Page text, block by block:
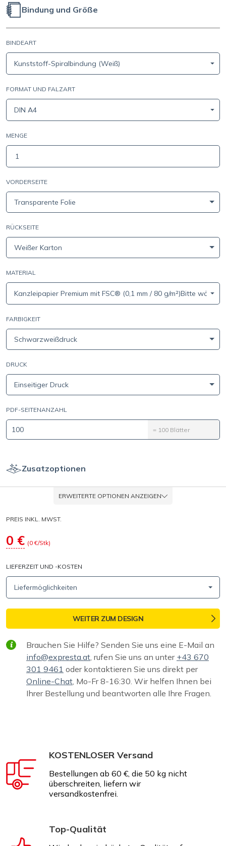
Bindung und Größe
BINDEART
Kunststoff-Spiralbindung (Weiß)
FORMAT UND FALZART
DIN A4
MENGE
VORDERSEITE
Transparente Folie
RÜCKSEITE
Weißer Karton
MATERIAL
Kanzleipapier Premium mit FSC® (0,1 mm / 80 g/m²)Bitte
FARBIGKEIT
Schwarzweißdruck
DRUCK
Einseitiger Druck
PDF-SEITENANZAHL
= 100 Blätter
Zusatzoptionen
ERWEITERTE OPTIONEN ANZEIGEN
PREIS INKL. MWST.
0 € (0€/Stk)
Brauchen Sie Hilfe? Senden Sie uns eine E-Mail an
info@expresta.at, rufen Sie uns an unter +43 670
301 9461 oder kontaktieren Sie uns direkt per
Online-Chat, Mo-Fr 8-16:30. Wir helfen Ihnen bei
Ihrer Bestellung und beantworten alle Ihre Fragen.
LIEFERZEIT UND -KOSTEN
Liefermöglichkeiten
WEITER ZUM DESIGN
KOSTENLOSER Versand
Bestellungen ab 60 €, die 50 kg nicht
überschreiten, liefern wir
versandkostenfrei.
Top-Qualität